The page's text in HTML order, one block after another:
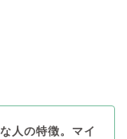
人の特徴。マイ